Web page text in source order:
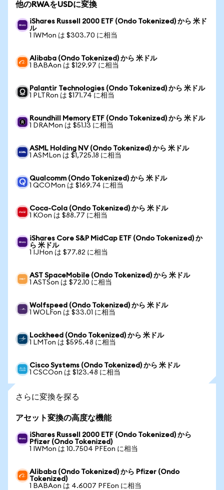
他のRWAをUSDに変換
iShares Russell 2000 ETF (Ondo Tokenized) から 米ド
ル
1 IWMon は $303.70 に相当
Alibaba (Ondo Tokenized) から 米ドル
1 BABAon は $129.97 に相当
Palantir Technologies (Ondo Tokenized) から 米ドル
1 PLTRon は $171.74 に相当
Roundhill Memory ETF (Ondo Tokenized) から 米ドル
1 DRAMon は $51.13 に相当
ASML Holding NV (Ondo Tokenized) から 米ドル
1 ASMLon は $1,725.18 に相当
Qualcomm (Ondo Tokenized) から 米ドル
1 QCOMon は $169.74 に相当
Coca-Cola (Ondo Tokenized) から 米ドル
1 KOon は $88.77 に相当
iShares Core S&P MidCap ETF (Ondo Tokenized) か
ら 米ドル
1 IJHon は $77.82 に相当
AST SpaceMobile (Ondo Tokenized) から 米ドル
1 ASTSon は $72.10 に相当
Wolfspeed (Ondo Tokenized) から 米ドル
1 WOLFon は $33.01 に相当
Lockheed (Ondo Tokenized) から 米ドル
1 LMTon は $595.48 に相当
Cisco Systems (Ondo Tokenized) から 米ドル
1 CSCOon は $123.48 に相当
さらに変換を探る
アセット変換の高度な機能
iShares Russell 2000 ETF (Ondo Tokenized) から
Pfizer (Ondo Tokenized)
1 IWMon は 10.7504 PFEon に相当
Alibaba (Ondo Tokenized) から Pfizer (Ondo
Tokenized)
1 BABAon は 4.6007 PFEon に相当